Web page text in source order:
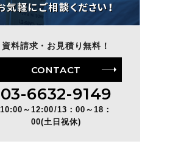
資料請求・お見積り無料！
CONTACT
03-6632-9149
10:00～12:00/13：00～18：
00(土日祝休)